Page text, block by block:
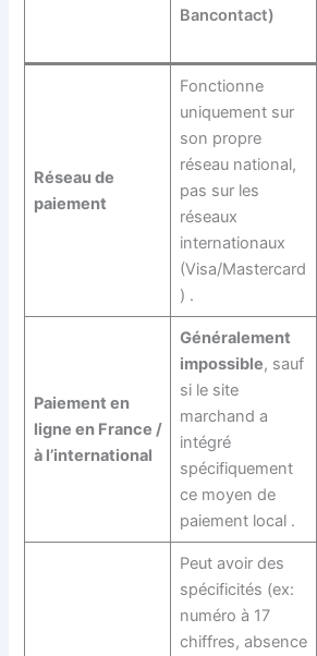
Bancontact)
Réseau de
paiement
Fonctionne
uniquement sur
son propre
réseau national,
pas sur les
réseaux
internationaux
(Visa/Mastercard
) .
Paiement en
ligne en France /
à l’international
Généralement
impossible, sauf
si le site
marchand a
intégré
spécifiquement
ce moyen de
paiement local .
Peut avoir des
spécificités (ex:
numéro à 17
chiffres, absence